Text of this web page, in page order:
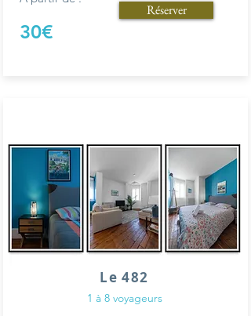
30€
Réserver
Le 482
1 à 8 voyageurs